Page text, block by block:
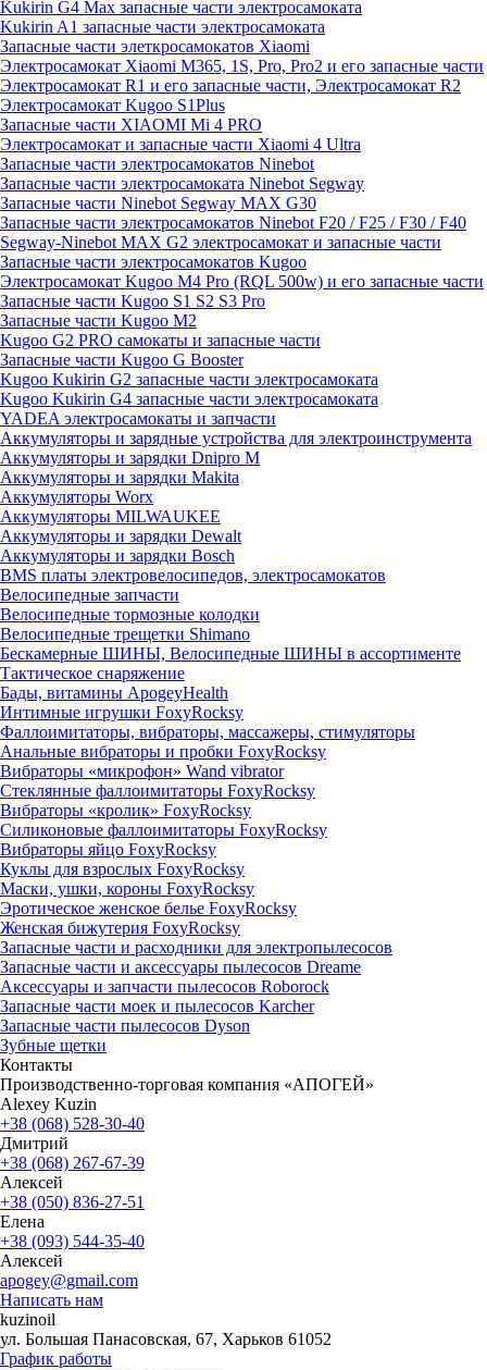
Kukirin G4 Max запасные части электросамоката
Kukirin A1 запасные части электросамоката
Запасные части элеткросамокатов Xiaomi
Электросамокат Xiaomi M365, 1S, Pro, Pro2 и его запасные части
Электросамокат R1 и его запасные части, Электросамокат R2
Электросамокат Kugoo S1Plus
Запасные части XIAOMI Mi 4 PRO
Электросамокат и запасные части Xiaomi 4 Ultra
Запасные части электросамокатов Ninebot
Запасные части электросамоката Ninebot Segway
Запасные части Ninebot Segway MAX G30
Запасные части электросамокатов Ninebot F20 / F25 / F30 / F40
Segway-Ninebot MAX G2 электросамокат и запасные части
Запасные части электросамокатов Kugoo
Электросамокат Kugoo M4 Pro (RQL 500w) и его запасные части
Запасные части Kugoo S1 S2 S3 Pro
Запасные части Kugoo M2
Kugoo G2 PRO самокаты и запасные части
Запасные части Kugoo G Booster
Kugoo Kukirin G2 запасные части электросамоката
Kugoo Kukirin G4 запасные части электросамоката
YADEA электросамокаты и запчасти
Аккумуляторы и зарядные устройства для электроинструмента
Аккумуляторы и зарядки Dnipro M
Аккумуляторы и зарядки Makita
Аккумуляторы Worx
Аккумуляторы MILWAUKEE
Аккумуляторы и зарядки Dewalt
Аккумуляторы и зарядки Bosch
BMS платы электровелосипедов, электросамокатов
Велосипедные запчасти
Велосипедные тормозные колодки
Велосипедные трещетки Shimano
Бескамерные ШИНЫ, Велосипедные ШИНЫ в ассортименте
Тактическое снаряжение
Бады, витамины ApogeyHealth
Интимные игрушки FoxyRocksy
Фаллоимитаторы, вибраторы, массажеры, стимуляторы
Анальные вибраторы и пробки FoxyRocksy
Вибраторы «микрофон» Wand vibrator
Стеклянные фаллоимитаторы FoxyRocksy
Вибраторы «кролик» FoxyRocksy
Силиконовые фаллоимитаторы FoxyRocksy
Вибраторы яйцо FoxyRocksy
Куклы для взрослых FoxyRocksy
Маски, ушки, короны FoxyRocksy
Эротическое женское белье FoxyRocksy
Женская бижутерия FoxyRocksy
Запасные части и расходники для электропылесосов
Запасные части и аксессуары пылесосов Dreame
Аксессуары и запчасти пылесосов Roborock
Запасные части моек и пылесосов Karcher
Запасные части пылесосов Dyson
Зубные щетки
Контакты
Производственно-торговая компания «АПОГЕЙ»
Alexey Kuzin
+38 (068) 528-30-40
Дмитрий
+38 (068) 267-67-39
Алексей
+38 (050) 836-27-51
Елена
+38 (093) 544-35-40
Алексей
apogey@gmail.com
Написать нам
kuzinoil
ул. Большая Панасовская, 67, Харьков 61052
График работы